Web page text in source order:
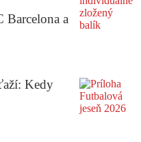
Barcelona a
Kedy